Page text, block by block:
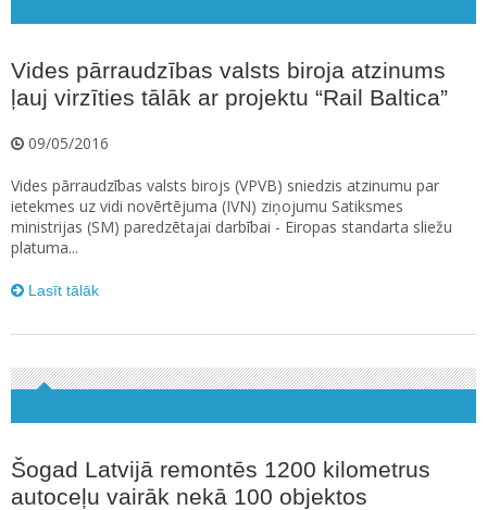
Vides pārraudzības valsts biroja atzinums
ļauj virzīties tālāk ar projektu “Rail Baltica”
09/05/2016
Vides pārraudzības valsts birojs (VPVB) sniedzis atzinumu par
ietekmes uz vidi novērtējuma (IVN) ziņojumu Satiksmes
ministrijas (SM) paredzētajai darbībai - Eiropas standarta sliežu
platuma...
Lasīt tālāk
Šogad Latvijā remontēs 1200 kilometrus
autoceļu vairāk nekā 100 objektos